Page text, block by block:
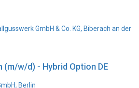
GmbH & Co. KG, Biberach an der
(m/w/d) - Hybrid Option DE
Berlin